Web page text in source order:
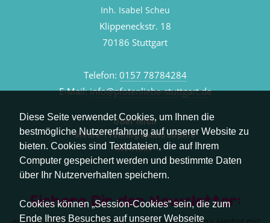
Diese Seite verwendet Cookies, um Ihnen die
bestmögliche Nutzererfahrung auf unserer Website zu
bieten. Cookies sind Textdateien, die auf Ihrem
Computer gespeichert werden und bestimmte Daten
über Ihr Nutzerverhalten speichern.
Cookies können „Session-Cookies“ sein, die zum
Ende Ihres Besuches auf unserer Webseite
Inh. Isabel Scheu
Klippeneckstr. 18
70186 Stuttgart
Telefon: 0157 78784284
E-Mail:info@pfotenliebe-stuttgart.de
Über mich
Meine Trainingsphilosophie
Kontakt
Sichere Dir den Newsletter: